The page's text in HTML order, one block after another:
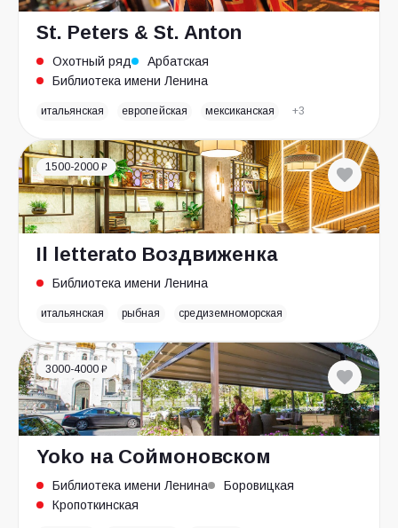
St. Peters & St. Anton
Охотный ряд
Арбатская
Библиотека имени Ленина
итальянская европейская мексиканская +3
1500-2000 ₽
Il letterato Воздвиженка
Библиотека имени Ленина
итальянская рыбная средиземноморская
3000-4000 ₽
Yokо на Соймоновском
Библиотека имени Ленина
Боровицкая
Кропоткинская